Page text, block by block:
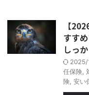
【
すす
しっ
任保険
険 安い